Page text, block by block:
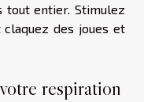
tout entier. Stimulez
des joues et
respiration